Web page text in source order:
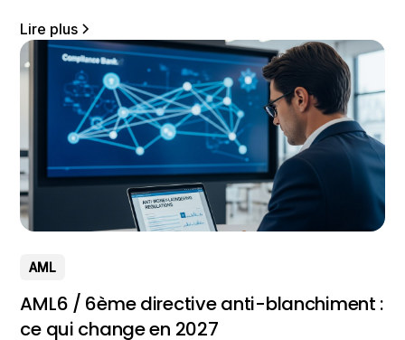
Lire plus
AML
AML6 / 6ème directive anti-blanchiment :
ce qui change en 2027